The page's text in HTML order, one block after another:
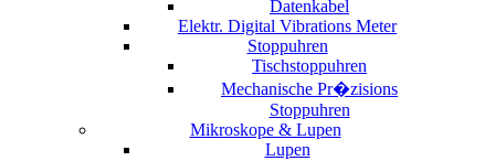
Datenkabel
Elektr. Digital Vibrations Meter
Stoppuhren
Tischstoppuhren
Mechanische Pr�zisions
Stoppuhren
Mikroskope & Lupen
Lupen